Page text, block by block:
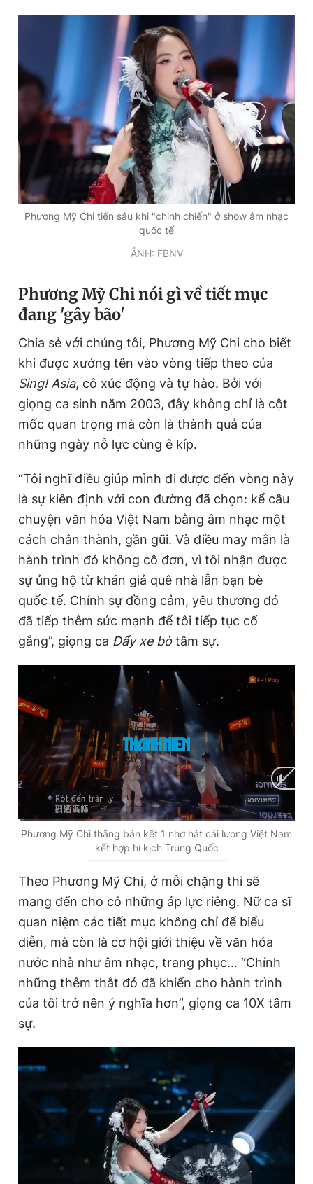
Theo dõi báo trên
Hotline
0906 645 777
Liên hệ quảng cáo
0908 780 404
Đặt báo Quảng cáo RSS Tòa soạn Chính sách bảo
Tổng biên tập: Nguyễn Ngọc Toàn
Phó tổng biên tập thường trực: Hải Thành
Phó tổng biên tập: Lâm Hiếu Dũng
Phó tổng biên tập: Trần Việt Hưng
Tổng thư ký tòa soạn: Đức Trung
Giấy phép xuất bản số 110/GP - BTTTT cấp ngày 24.3.2020
bản. Phát triển bởi ePi Technologies, JSC.
Phương Mỹ Chi tiến sâu khi "chinh chiến" ở show âm nhạc
quốc tế
ẢNH: FBNV
Phương Mỹ Chi nói gì về tiết mục
đang 'gây bão'
Chia sẻ với chúng tôi, Phương Mỹ Chi cho biết
khi được xướng tên vào vòng tiếp theo của
Sing! Asia, cô xúc động và tự hào. Bởi với
giọng ca sinh năm 2003, đây không chỉ là cột
mốc quan trọng mà còn là thành quả của
những ngày nỗ lực cùng ê kíp.
“Tôi nghĩ điều giúp mình đi được đến vòng này
là sự kiên định với con đường đã chọn: kể câu
chuyện văn hóa Việt Nam bằng âm nhạc một
cách chân thành, gần gũi. Và điều may mắn là
hành trình đó không cô đơn, vì tôi nhận được
sự ủng hộ từ khán giả quê nhà lẫn bạn bè
quốc tế. Chính sự đồng cảm, yêu thương đó
đã tiếp thêm sức mạnh để tôi tiếp tục cố
gắng”, giọng ca Đẩy xe bòtâm sự.
C
t
T
0:02 / D
a
t
i
n
3:09
Phương Mỹ Chi thắng bán kết 1 nhờ hát cải lương Việt Nam
kết hợp hí kịch Trung Quốc
Theo Phương Mỹ Chi, ở mỗi chặng thi sẽ
mang đến cho cô những áp lực riêng. Nữ ca sĩ
quan niệm các tiết mục không chỉ để biểu
diễn, mà còn là cơ hội giới thiệu về văn hóa
nước nhà như âm nhạc, trang phục… “Chính
những thêm thắt đó đã khiến cho hành trình
của tôi trở nên ý nghĩa hơn”, giọng ca 10X tâm
sự.